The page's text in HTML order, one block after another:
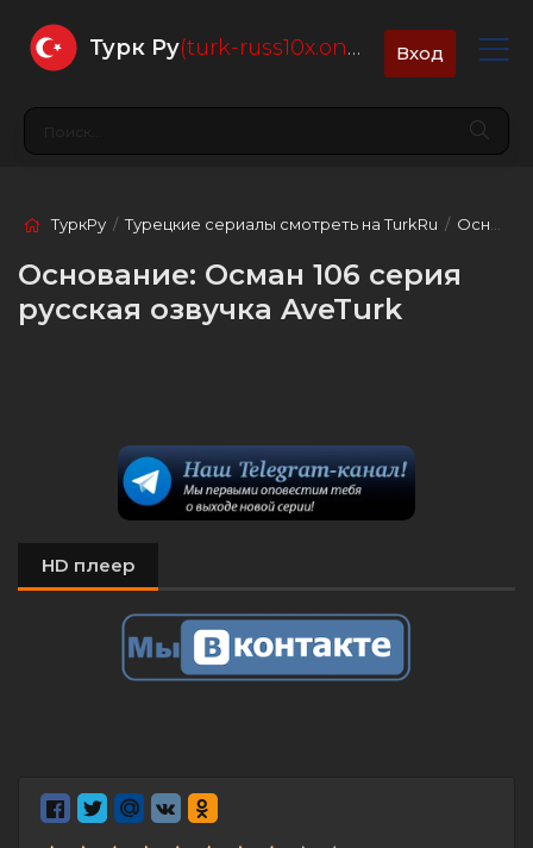
Турк Ру(turk-russ10x.online) Вход
ТуркРу /Турецкие сериалы смотреть на TurkRu / Основание: Осман
Основание: Осман 106 серия
русская озвучка AveTurk
HD плеер